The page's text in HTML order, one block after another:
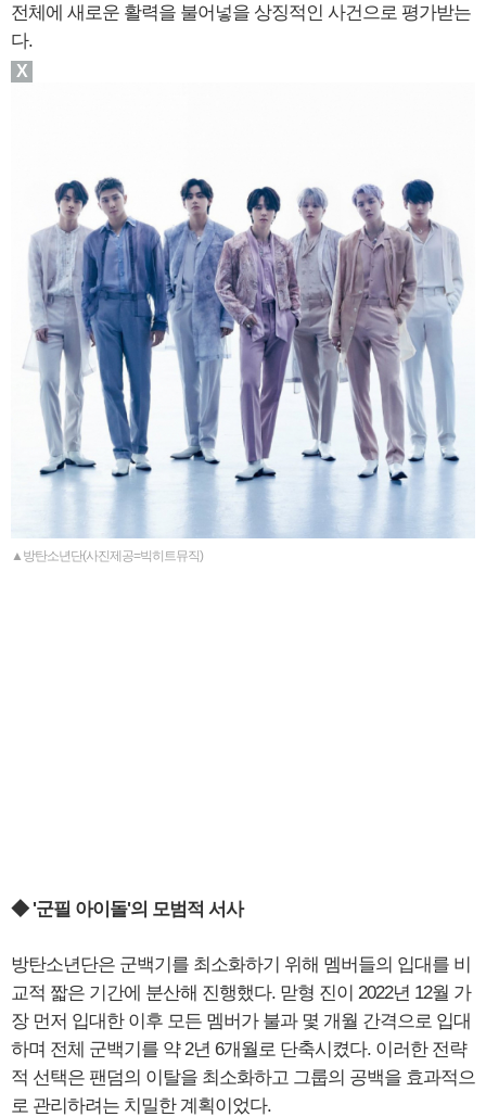
전체에 새로운 활력을 불어넣을 상징적인 사건으로 평가받는
다.
▲방탄소년단(사진제공=빅히트뮤직)
◆ '군필 아이돌'의 모범적 서사
방탄소년단은 군백기를 최소화하기 위해 멤버들의 입대를 비
교적 짧은 기간에 분산해 진행했다. 맏형 진이 2022년 12월 가
장 먼저 입대한 이후 모든 멤버가 불과 몇 개월 간격으로 입대
하며 전체 군백기를 약 2년 6개월로 단축시켰다. 이러한 전략
적 선택은 팬덤의 이탈을 최소화하고 그룹의 공백을 효과적으
로 관리하려는 치밀한 계획이었다.
X